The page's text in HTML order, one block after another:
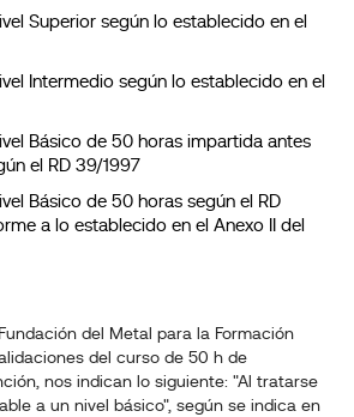
Superior según lo establecido en el
Intermedio según lo establecido en el
Básico de 50 horas impartida antes
el RD 39/1997
Básico de 50 horas según el RD
a lo establecido en el Anexo II del
del Metal para la Formación
del curso de 50 h de
nos indican lo siguiente: "Al tratarse
a un nivel básico", según se indica en